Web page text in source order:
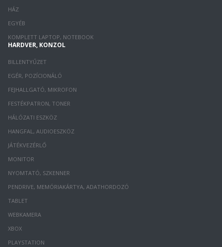
HÁZ
EGYÉB
KOMPLETT LAPTOP, NOTEBOOK
HARDVER, KONZOL
BILLENTYŰZET
EGÉR, POZÍCIONÁLÓ
FEJHALLGATÓ, MIKROFON
FESTÉKPATRON, TONER
HÁLÓZATI ESZKÖZ
HANGFAL, AUDIOESZKÖZ
JÁTÉKVEZÉRLŐ
MONITOR
NYOMTATÓ, SZKENNER
PENDRIVE, MEMÓRIAKÁRTYA, ADATHORDOZÓ
TABLET
WEBKAMERA
XBOX
PLAYSTATION